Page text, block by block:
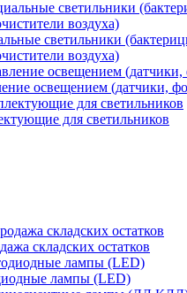
светильники
воздуха)
освещением (датчики,
для светильников
складских остатков
лампы (LED)